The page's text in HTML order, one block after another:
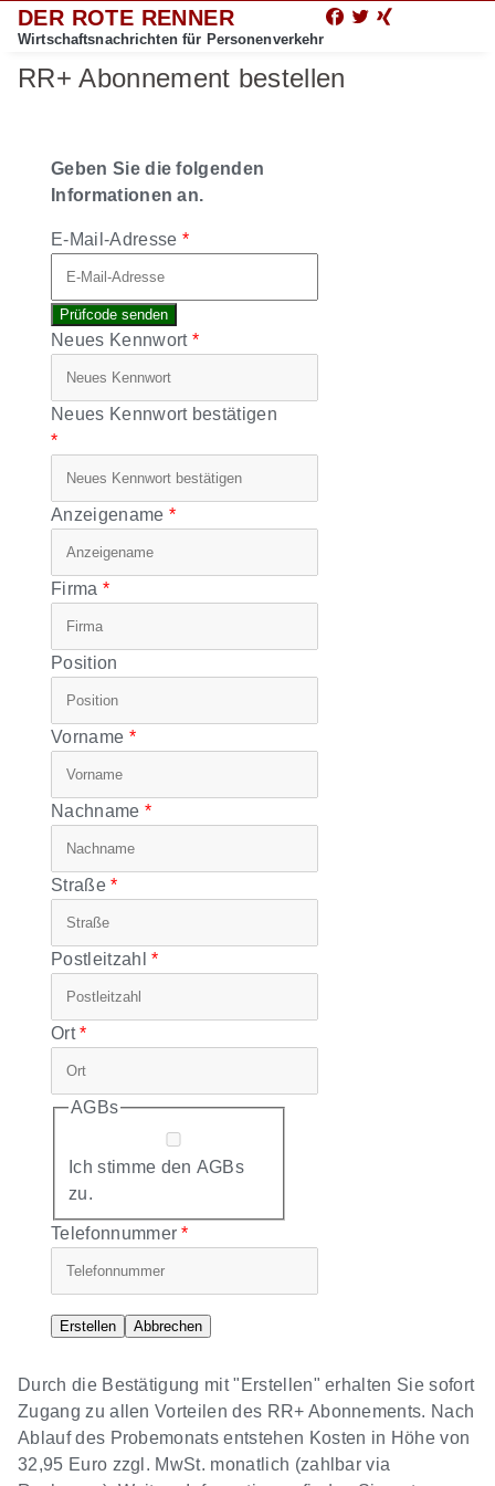
DER ROTE RENNER
Wirtschaftsnachrichten für Personenverkehr
RR+ Abonnement bestellen
Geben Sie die folgenden
Informationen an.
E-Mail-Adresse
Prüfcode senden
Neues Kennwort
Neues Kennwort bestätigen
Anzeigename
Firma
Position
Vorname
Nachname
Straße
Postleitzahl
Ort
AGBs
Ich stimme den AGBs
zu.
Telefonnummer
Erstellen Abbrechen
Durch die Bestätigung mit "Erstellen" erhalten Sie sofort
Zugang zu allen Vorteilen des RR+ Abonnements. Nach
Ablauf des Probemonats entstehen Kosten in Höhe von
32,95 Euro zzgl. MwSt. monatlich (zahlbar via